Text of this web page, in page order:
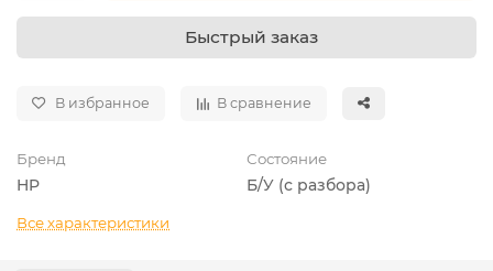
Быстрый заказ
В избранное В сравнение
Бренд
HP
Состояние
Б/У (с разбора)
Все характеристики